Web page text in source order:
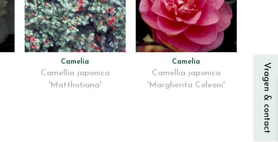
Camelia
Camellia japonica
'Matthotiana'
Camelia
Camellia japonica
'Margherita Coleoni'
Vragen & contact